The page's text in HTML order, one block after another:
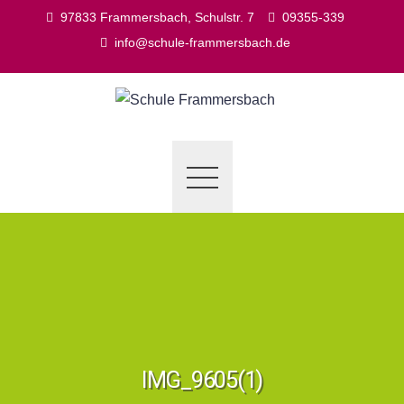
97833 Frammersbach, Schulstr. 7
09355-339
info@schule-frammersbach.de
IMG_9605(1)